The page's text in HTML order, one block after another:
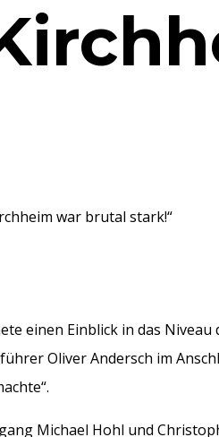
war brutal stark!“
einen Einblick in das
Oliver Andersch im
Michael Hohl und